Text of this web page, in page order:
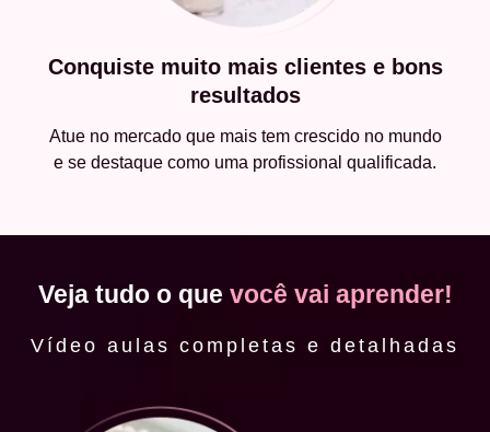
Conquiste muito mais clientes e bons
resultados
Atue no mercado que mais tem crescido no mundo
e se destaque como uma profissional qualificada.
Veja tudo o que você vai aprender!
Vídeo aulas completas e detalhadas